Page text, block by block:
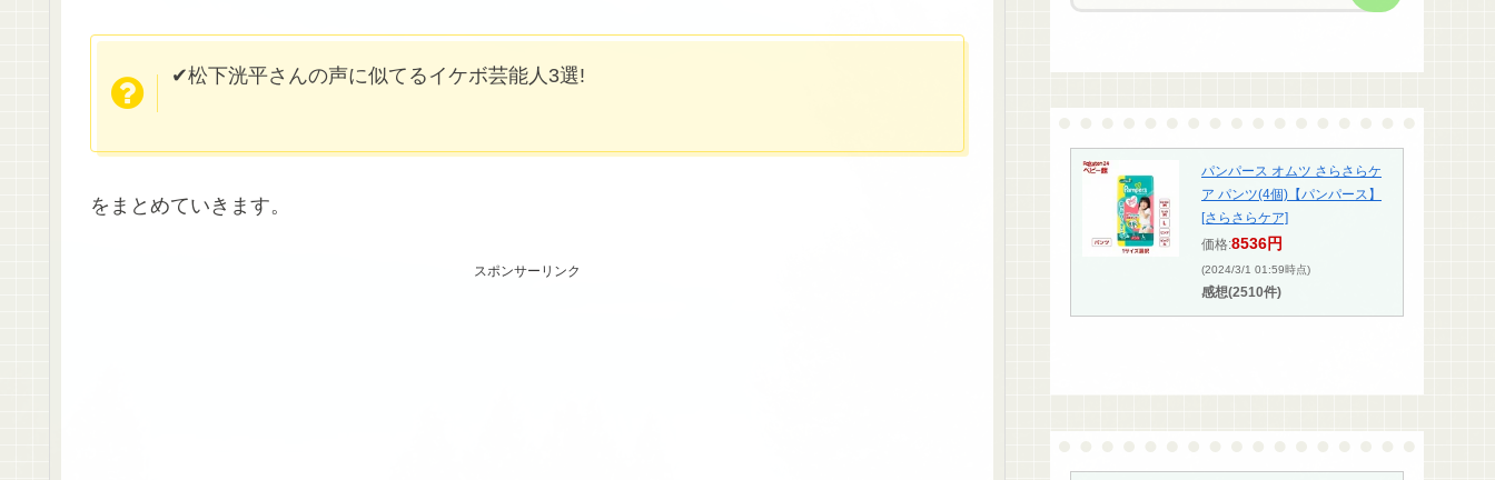
✔︎松下洸平さんの声に似てるイケボ芸能人3選!
をまとめていきます。
スポンサーリンク
パンパース オムツ さらさらケ
ア パンツ(4個)【パンパース】
[さらさらケア]
価格:8536円
(2024/3/1 01:59時点)
感想(2510件)